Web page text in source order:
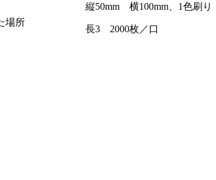
場所
縦50mm 横100mm、1色刷り
長3 2000枚／口